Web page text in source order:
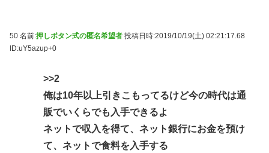
50 名前:押しボタン式の匿名希望者 投稿日時:2019/10/19(土) 02:21:17.68
ID:uY5azup+0
>>2
俺は10年以上引きこもってるけど今の時代は通
販でいくらでも入手できるよ
ネットで収入を得て、ネット銀行にお金を預け
て、ネットで食料を入手する